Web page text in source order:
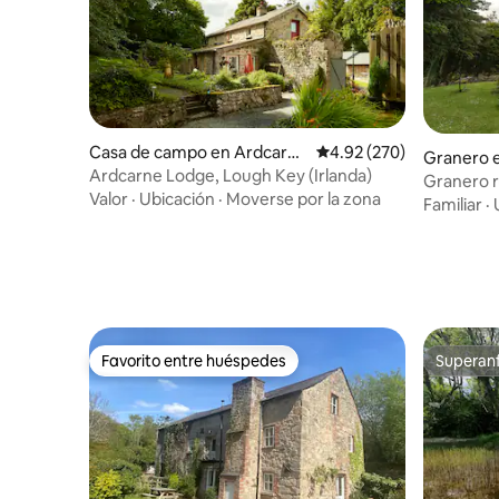
Casa de campo en Ardcarn
e, Boyle
Calificación promedio:
4.92 (270)
Ardcarne Lodge, Lough Key (Irlanda)
Valor · Ubicación · Moverse por la zona
Granero
Granero
Familiar ·
Favorito entre huéspedes
Favorito entre huéspedes